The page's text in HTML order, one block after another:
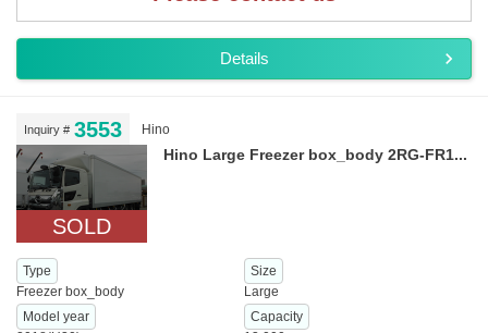
Details
Inquiry # 3553 Hino
SOLD
Hino Large Freezer box_body 2RG-FR1...
Type
Freezer box_body
Size
Large
Model year
Capacity